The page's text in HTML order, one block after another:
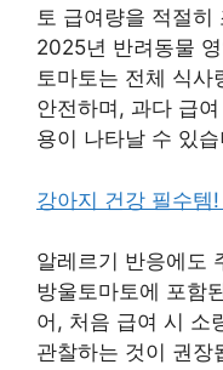
토 급여량을 적절히
2025년 반려동물
토마토는 전체 식사
안전하며, 과다 급
용이 나타날 수 있
강아지 건강 필수템
알레르기 반응에도
방울토마토에 포함
어, 처음 급여 시 소
관찰하는 것이 권장